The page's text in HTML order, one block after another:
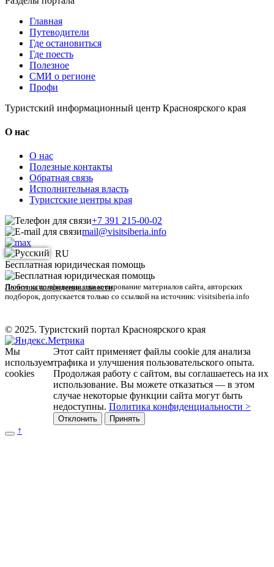
Главная
Путеводители
Где остановиться
Где поесть
Полезное
СМИ о регионе
Профи
Туристский информационный центр Красноярского края
О нас
О нас
Полезные контакты
Обратная связь
Исполнительная власть
Туристские центры края
+7 391 215-00-02
mail@visitsiberia.info
RU
Бесплатная юридическая помощь
Политика конфиденциальности
Любое использование или копирование материалов сайта, авторских
подборок, допускается только со ссылкой на источник: visitsiberia.info
© 2025. Туристский портал Красноярского края
Мы
используем
cookies
Этот сайт применяет файлы cookie для анализа
трафика и улучшения пользовательского опыта.
Продолжая работу с сайтом, вы соглашаетесь на их
использование. Вы можете отказаться — в этом
случае некоторые функции сайта могут быть
недоступны. Политика конфиденциальности >
Отклонить Принять
↑